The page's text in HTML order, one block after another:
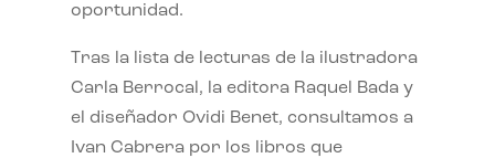
oportunidad.
Tras la lista de lecturas de la ilustradora
Carla Berrocal, la editora Raquel Bada y
el diseñador Ovidi Benet, consultamos a
Ivan Cabrera por los libros que